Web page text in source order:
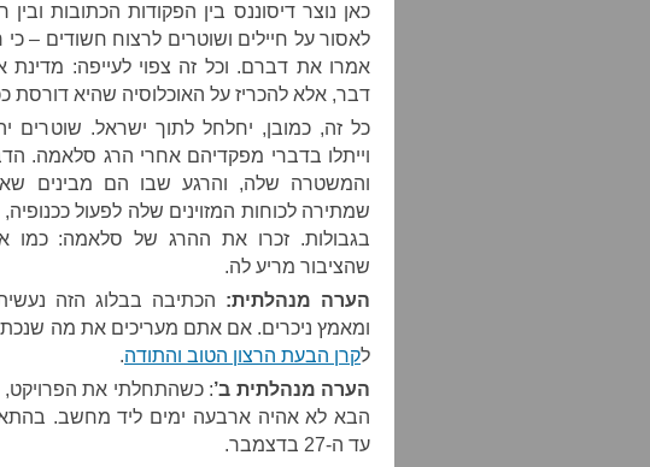
כאן נוצר דיסוננס בין הפקודות הכתובות
לאסור על חיילים ושוטרים לרצוח חשודים
אמרו את דברם. וכל זה צפוי לעייפה: מדינת
דבר, אלא להכריז על האוכלוסיה שהיא
כל זה, כמובן, יחלחל לתוך ישראל. שוטרים
וייתלו בדברי מפקדיהם אחרי הרג סלאמה.
והמשטרה שלה, והרגע שבו הם מבינים
שמתירה לכוחות המזוינים שלה לפעול ככנופיה,
בגבולות. זכרו את ההרג של סלאמה: כמו
שהציבור מריע לה.
הערה מנהלתית: הכתיבה בבלוג הזה
ומאמץ ניכרים. אם אתם מעריכים את מה
לקרן הבעת הרצון הטוב והתודה.
הערה מנהלתית ב’: כשהתחלתי את הפרויקט,
הבא לא אהיה ארבעה ימים ליד מחשב.
עד ה-27 בדצמבר.